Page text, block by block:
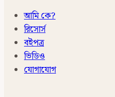
আমি কে?
রিসোর্স
বইপত্র
ভিডিও
যোগাযোগ